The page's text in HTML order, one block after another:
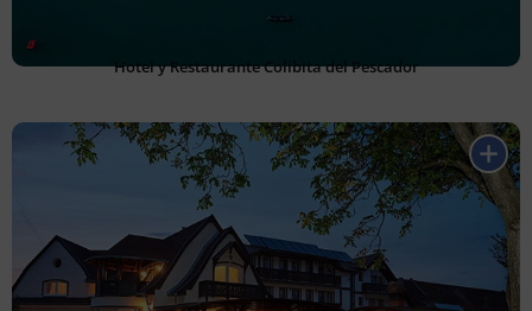
Hotel y Restaurante Colibita del Pescador